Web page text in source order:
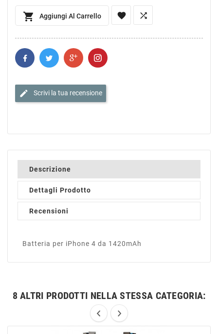
 Aggiungi Al Carrello  
edit Scrivi la tua recensione
Descrizione
Dettagli Prodotto
Recensioni
Batteria per iPhone 4 da 1420mAh
8 ALTRI PRODOTTI NELLA STESSA CATEGORIA: